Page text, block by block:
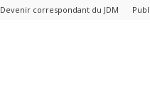
Devenir correspondant du JDM